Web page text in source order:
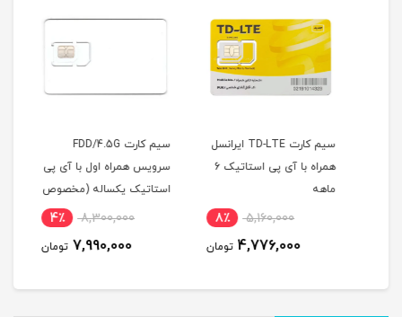
سیم کارت TD-LTE ایرانسل
همراه با آی پی استاتیک 6
ماهه
5,160,000 8٪
4,776,000 تومان
سیم کارت FDD/4.5G
سرویس همراه اول با آی پی
استاتیک یکساله (مخصوص
8,300,000 4٪
7,990,000 تومان